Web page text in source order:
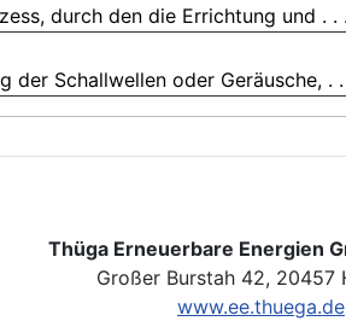
durch den die Errichtung und . . .
Schallwellen oder Geräusche, . .
Thüga Erneuerbare Energien
Großer Burstah 42, 20457
www.ee.thuega.de